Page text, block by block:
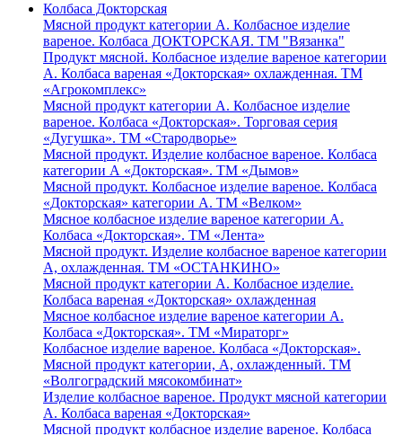
Колбаса Докторская
Мясной продукт категории А. Колбасное изделие
вареное. Колбаса ДОКТОРСКАЯ. ТМ "Вязанка"
Продукт мясной. Колбасное изделие вареное категории
А. Колбаса вареная «Докторская» охлажденная. ТМ
«Агрокомплекс»
Мясной продукт категории А. Колбасное изделие
вареное. Колбаса «Докторская». Торговая серия
«Дугушка». ТМ «Стародворье»
Мясной продукт. Изделие колбасное вареное. Колбаса
категории А «Докторская». ТМ «Дымов»
Мясной продукт. Колбасное изделие вареное. Колбаса
«Докторская» категории А. ТМ «Велком»
Мясное колбасное изделие вареное категории А.
Колбаса «Докторская». ТМ «Лента»
Мясной продукт. Изделие колбасное вареное категории
А, охлажденная. ТМ «ОСТАНКИНО»
Мясной продукт категории А. Колбасное изделие.
Колбаса вареная «Докторская» охлажденная
Мясное колбасное изделие вареное категории А.
Колбаса «Докторская». ТМ «Мираторг»
Колбасное изделие вареное. Колбаса «Докторская».
Мясной продукт категории, А, охлажденный. ТМ
«Волгоградский мясокомбинат»
Изделие колбасное вареное. Продукт мясной категории
А. Колбаса вареная «Докторская»
Мясной продукт колбасное изделие вареное. Колбаса